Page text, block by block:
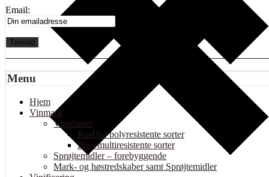
Email:
Menu
Hjem
Vinmark
Vinplanter
ResDur polyresistente sorter
Piwi multiresistente sorter
Sprøjtemidler – forebyggende
Mark- og høstredskaber samt Sprøjtemidler